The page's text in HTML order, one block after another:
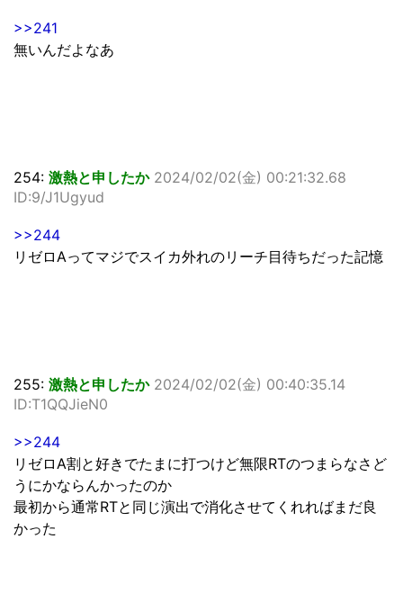
>>241
無いんだよなあ
254: 激熱と申したか 2024/02/02(金) 00:21:32.68
ID:9/J1Ugyud
>>244
リゼロAってマジでスイカ外れのリーチ目待ちだった記憶
255: 激熱と申したか 2024/02/02(金) 00:40:35.14
ID:T1QQJieN0
>>244
リゼロA割と好きでたまに打つけど無限RTのつまらなさど
うにかならんかったのか
最初から通常RTと同じ演出で消化させてくれればまだ良
かった